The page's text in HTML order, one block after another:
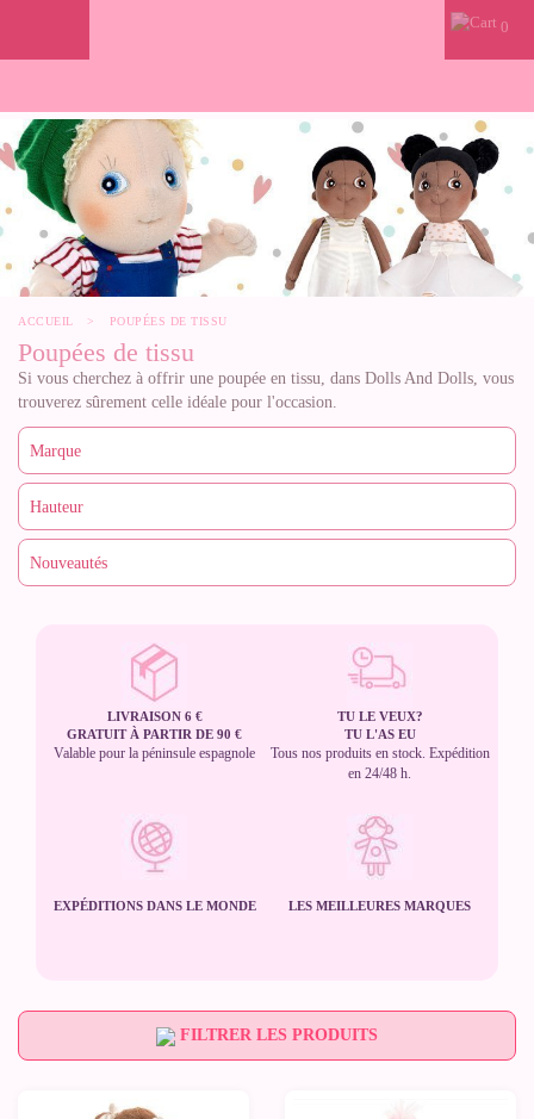
0
ACCUEIL > POUPÉES DE TISSU
Poupées de tissu
Si vous cherchez à offrir une poupée en tissu, dans Dolls And Dolls, vous
trouverez sûrement celle idéale pour l'occasion.
LIVRAISON 6 €
GRATUIT À PARTIR DE 90 €
Valable pour la péninsule espagnole
TU LE VEUX?
TU L'AS EU
Tous nos produits en stock. Expédition
en 24/48 h.
EXPÉDITIONS DANS LE MONDE LES MEILLEURES MARQUES
FILTRER LES PRODUITS